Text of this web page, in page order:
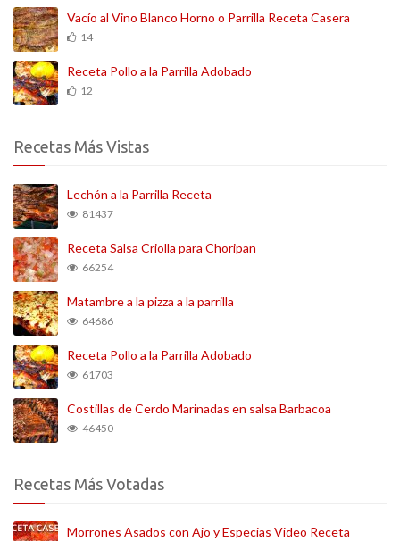
Vacío al Vino Blanco Horno o Parrilla Receta Casera
14
Receta Pollo a la Parrilla Adobado
12
Recetas Más Vistas
Lechón a la Parrilla Receta
81437
Receta Salsa Criolla para Choripan
66254
Matambre a la pizza a la parrilla
64686
Receta Pollo a la Parrilla Adobado
61703
Costillas de Cerdo Marinadas en salsa Barbacoa
46450
Recetas Más Votadas
Morrones Asados con Ajo y Especias Video Receta